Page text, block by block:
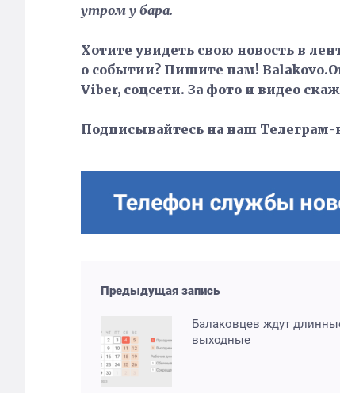
утром у бара.
Хотите увидеть свою новость в
о событии? Пишите нам!
Viber, соцсети. За фото и видео
Подписывайтесь на наш Телеграм-
Предыдущая запись
Балаковцев ждут
выходные